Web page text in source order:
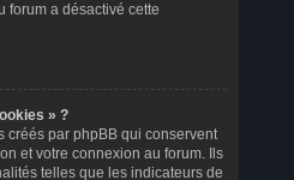
forum a désactivé cette
» ?
créés par phpBB qui conservent
et votre connexion au forum. Ils
telles que les indicateurs de